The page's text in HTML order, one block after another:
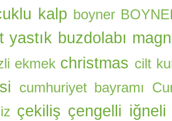
kalp boyner
yastık buzdolabı
ekmek christmas cilt
cumhuriyet bayramı
çekiliş çengelli iğneli